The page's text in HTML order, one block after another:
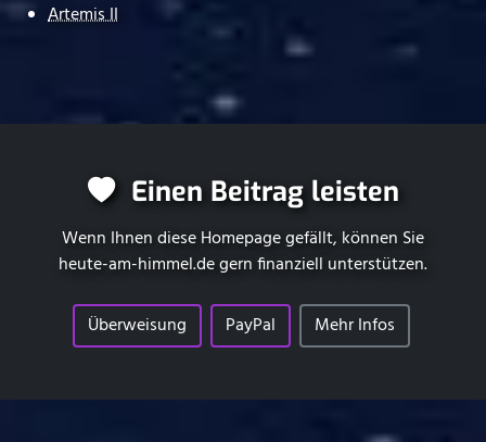
Artemis II
Einen Beitrag leisten
Wenn Ihnen diese Homepage gefällt, können Sie
heute-am-himmel.degern finanziell unterstützen.
Überweisung PayPal Mehr Infos